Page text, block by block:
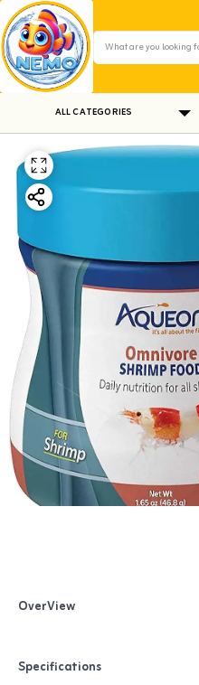
ALL CATEGORIES
OverView
Specifications